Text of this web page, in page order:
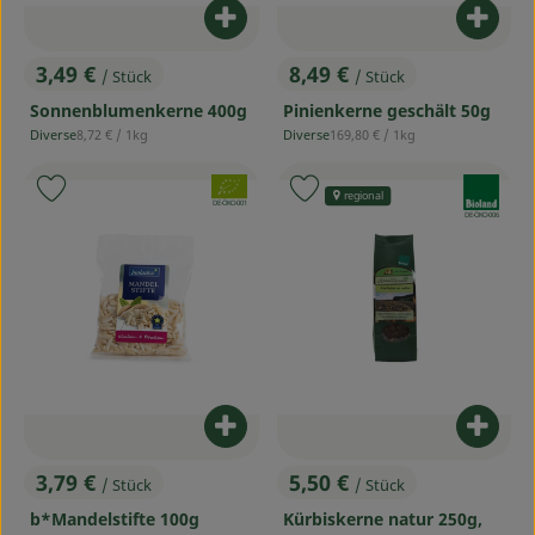
, Preis:
3,49 € / Stück
Sonnenblumenkerne 400g
, Herkunft:
Diverse, Referenzpreis:
8,72 € / 1kg
Produkt zum Warenkorb
, Preis:
8,49 € / Stück
Pinienkerne geschält 50g
, Herkunft:
Diverse, Referenzpreis:
169,80 € / 1kg
, Preis:
3,79 € / Stück
b*Mandelstifte 100g
Produkt zum Warenkorb
, Verband:
, Kontrollstelle:
DE-ÖKO-001
Produkt zu Favouriten hinzufügen
, Preis:
5,50 € / Stück
Kürbiskerne natur 250g,
, Kontrollstelle:
DE-ÖKO-006
regional
Produkt zu Favouriten